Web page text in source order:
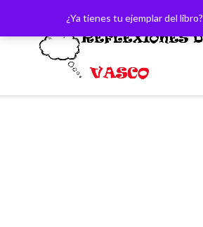
¿Ya tienes tu ejemplar del libro?
contenido